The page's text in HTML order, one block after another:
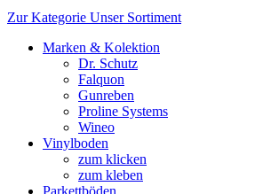
Zur Kategorie Unser Sortiment
Marken & Kolektion
Dr. Schutz
Falquon
Gunreben
Proline Systems
Wineo
Vinylboden
zum klicken
zum kleben
Parkettböden